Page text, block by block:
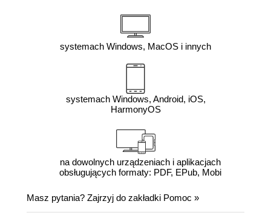
systemach Windows, MacOS i innych
systemach Windows, Android, iOS,
HarmonyOS
na dowolnych urządzeniach i aplikacjach
obsługujących formaty: PDF, EPub, Mobi
Masz pytania? Zajrzyj do zakładki Pomoc »